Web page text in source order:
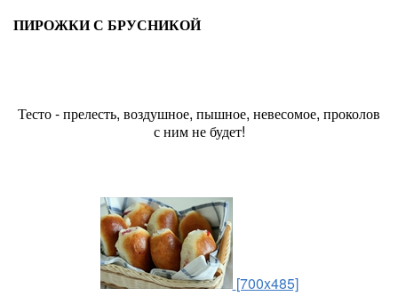
ПИРОЖКИ С БРУСНИКОЙ
Тесто - прелесть, воздушное, пышное, невесомое, проколов
с ним не будет!
[700x485]